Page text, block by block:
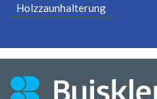
Holzzaunhalterung